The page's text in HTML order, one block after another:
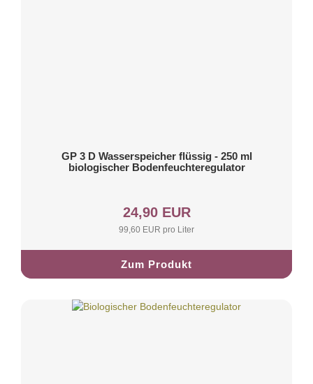
GP 3 D Wasserspeicher flüssig - 250 ml
biologischer Bodenfeuchteregulator
24,90 EUR
99,60 EUR pro Liter
Zum Produkt